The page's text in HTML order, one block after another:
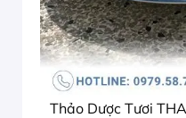
Thảo Dược Tươi